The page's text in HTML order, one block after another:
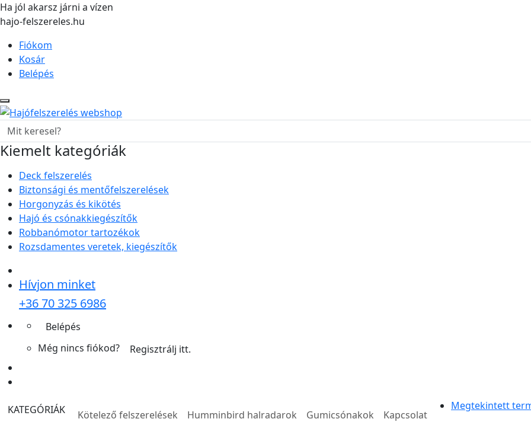
Ha jól akarsz járni a vízen
hajo-felszereles.hu
Fiókom
Kosár
Belépés
Kiemelt kategóriák
Deck felszerelés
Biztonsági és mentőfelszerelések
Horgonyzás és kikötés
Hajó és csónakkiegészítők
Robbanómotor tartozékok
Rozsdamentes veretek, kiegészítők
Hívjon minket
+36 70 325 6986
Belépés
Még nincs fiókod?
Regisztrálj itt.
KATEGÓRIÁK Kötelező felszerelések Humminbird halradarok Gumicsónakok Kapcsolat
Megtekintett